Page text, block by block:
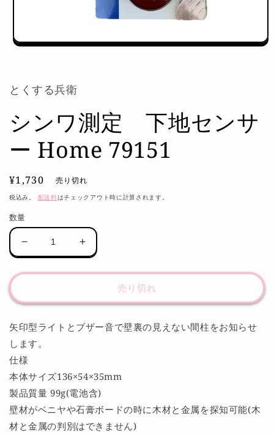
モ
で
デ
ィ
ア
く
とくする兵衛
シンワ測定 下地センサ
ー Home 79151
通
常
格
¥1,730 売り切れ
税込み。 配送料はチェックアウト時に計算されます。
数量
ワ
定
下
セ
ン
サ
ー
Home
79151
シ
ワ
定
下
サ
ー
Home
79151
売り切れ
矢印型ライトとブザー音で壁裏の見えない間柱をお知らせ
します。
仕様
本体サイズ136×54×35mm
製品質量 99g(電池含)
壁材がベニヤや石膏ボードの時に木材と金属を探知可能(木
材と金属の判別はできません)